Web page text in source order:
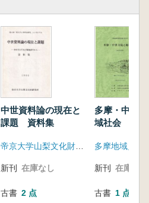
中世資料論の現在と
課題 資料集
新刊 在庫なし
古書 2 点
多摩・中世
域社会 発表
多摩地域史研
新刊 在庫なし
古書 1 点